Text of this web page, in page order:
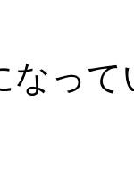
なっ